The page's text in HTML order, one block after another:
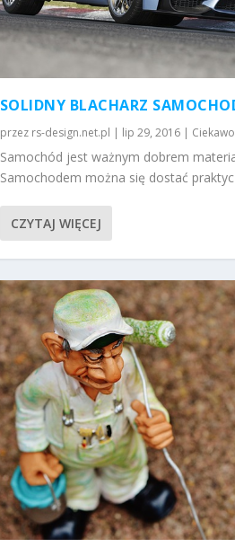
SOLIDNY BLACHARZ
przez rs-design.net.pl | lip 29, 2016|
Samochód jest ważnym dobrem
Samochodem można się dostać
CZYTAJ WIĘCEJ